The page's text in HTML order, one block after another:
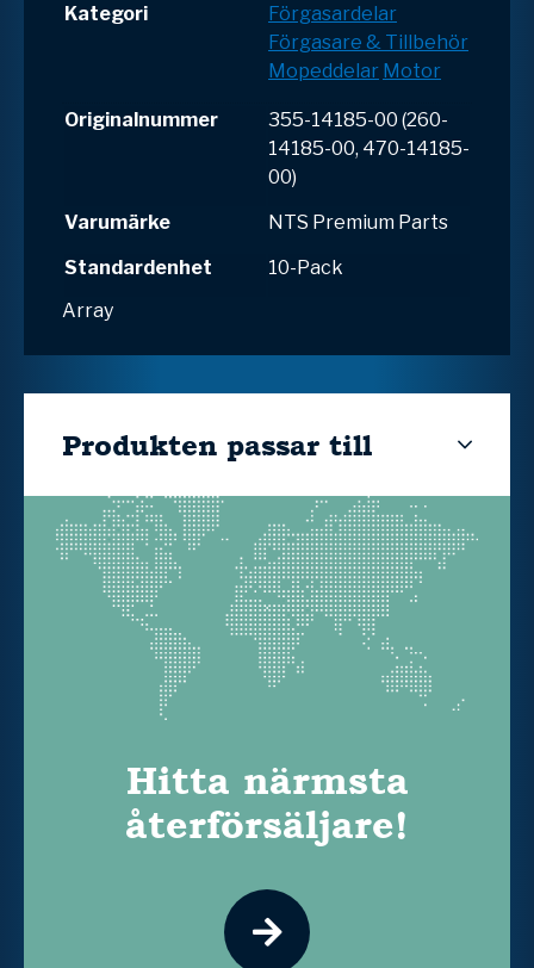
Kategori
Förgasardelar
Förgasare & Tillbehör
Mopeddelar Motor
Originalnummer
355-14185-00 (260-
14185-00, 470-14185-
00)
Varumärke
NTS Premium Parts
Standardenhet
10-Pack
Array
Produkten passar till
Hitta närmsta
återförsäljare!